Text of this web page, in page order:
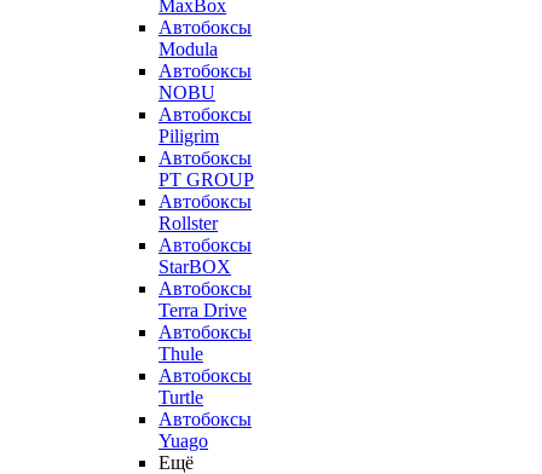
MaxBox
Автобоксы
Modula
Автобоксы
NOBU
Автобоксы
Piligrim
Автобоксы
PT GROUP
Автобоксы
Rollster
Автобоксы
StarBOX
Автобоксы
Terra Drive
Автобоксы
Thule
Автобоксы
Turtle
Автобоксы
Yuago
Ещё